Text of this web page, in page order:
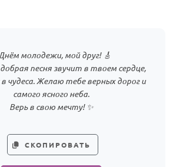
молодежи, мой друг! 🎸
песня звучит в твоем сердце,
в чудеса. Желаю тебе верных дорог и
самого ясного неба.
Верь в свою мечту! ✨
СКОПИРОВАТЬ